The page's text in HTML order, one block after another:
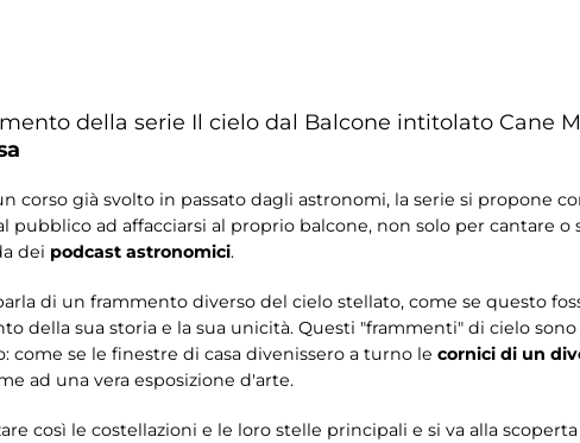
della serie Il cielo dal Balcone intitolato Cane
corso già svolto in passato dagli astronomi, la serie si propone
pubblico ad affacciarsi al proprio balcone, non solo per cantare
dei podcast astronomici.
di un frammento diverso del cielo stellato, come se questo
della sua storia e la sua unicità. Questi "frammenti" di cielo
come se le finestre di casa divenissero a turno le cornici di un
ad una vera esposizione d'arte.
così le costellazioni e le loro stelle principali e si va alla